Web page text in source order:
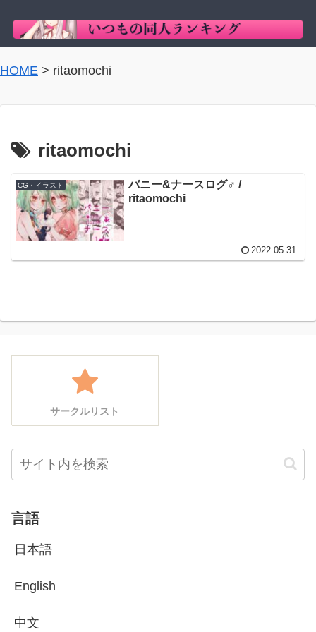
HOME > ritaomochi
ritaomochi
CG・イラスト
バニー&ナースログ♂️ /
ritaomochi
2022.05.31
サークルリスト
言語
日本語
English
中文